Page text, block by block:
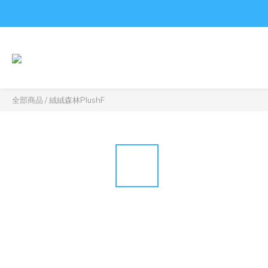
全部商品 /絨絨森林PlushF